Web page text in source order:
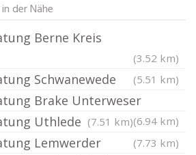
der Nähe
Berne Kreis
(3.52 km)
Schwanewede (5.51 km)
Brake Unterweser
(6.94 km)
Uthlede (7.51 km)
Lemwerder (7.73 km)